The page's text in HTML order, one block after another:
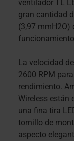
ventilador TL
gran cantidad
(3,97 mmH2O)
La velocidad
2600 RPM
rendimiento.
Wireless están
una fina tira
tornillo de
aspecto